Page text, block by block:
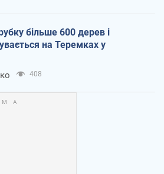
більше 600 дерев і
на Теремках у
408